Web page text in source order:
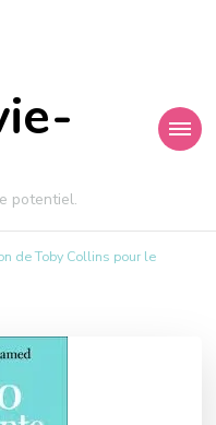
potentiel.
de Toby Collins pour le